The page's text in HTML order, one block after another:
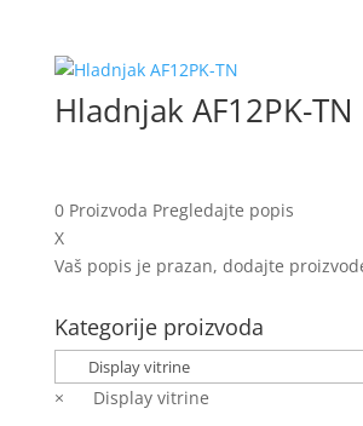
Hladnjak AF12PK-TN
0Proizvoda Pregledajte popis
X
Vaš popis je prazan, dodajte
Kategorije proizvoda
× Display vitrine